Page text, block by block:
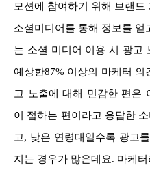
모션에 참여하기 위해 브랜
소셜미디어를 통해 정보를 얻
는 소셜 미디어 이용 시 광고
예상한87% 이상의 마케터
고 노출에 대해 민감한 편은
이 접하는 편이라고 응답한
고, 낮은 연령대일수록 광고
지는 경우가 많은데요. 마케